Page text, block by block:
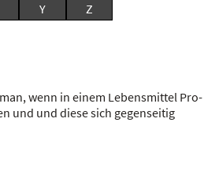
Y Z
wenn in einem Lebensmittel Pro-
und und diese sich gegenseitig